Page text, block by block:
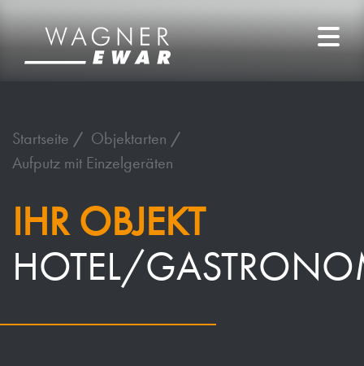
Startseite
Objektarten
Aufputz mit Einzelgeräten
IHR OBJEKT
HOTEL/